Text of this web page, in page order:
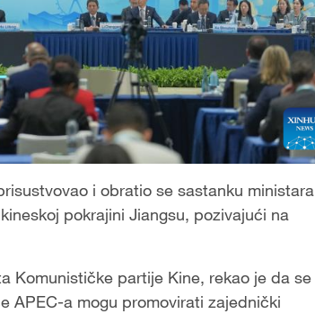
i obratio se sastanku ministara
pokrajini Jiangsu, pozivajući na
Komunističke partije Kine, rekao je da se
APEC-a mogu promovirati zajednički